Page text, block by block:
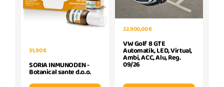
31,90 €
SORIA INMUNODEN -
Botanical sante d.o.o.
22.900,00 €
VW Golf 8 GTE
Automatik, LED, Virtual,
Ambi, ACC, Alu, Reg.
09/26